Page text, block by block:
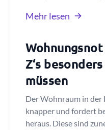
Mehr lesen
Z‘s
müssen
Der Wohnraum in
knapper und fordert
heraus. Diese sind